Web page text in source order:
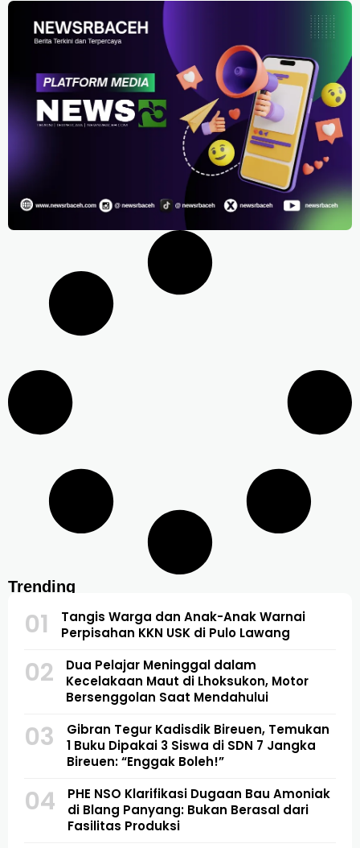
Trending
01
Tangis Warga dan Anak-Anak Warnai
Perpisahan KKN USK di Pulo Lawang
02
Dua Pelajar Meninggal dalam
Kecelakaan Maut di Lhoksukon, Motor
Bersenggolan Saat Mendahului
03
Gibran Tegur Kadisdik Bireuen, Temukan
1 Buku Dipakai 3 Siswa di SDN 7 Jangka
Bireuen: “Enggak Boleh!”
04
PHE NSO Klarifikasi Dugaan Bau Amoniak
di Blang Panyang: Bukan Berasal dari
Fasilitas Produksi